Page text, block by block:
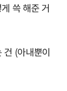
쓱 해준 거
(아내뿐이